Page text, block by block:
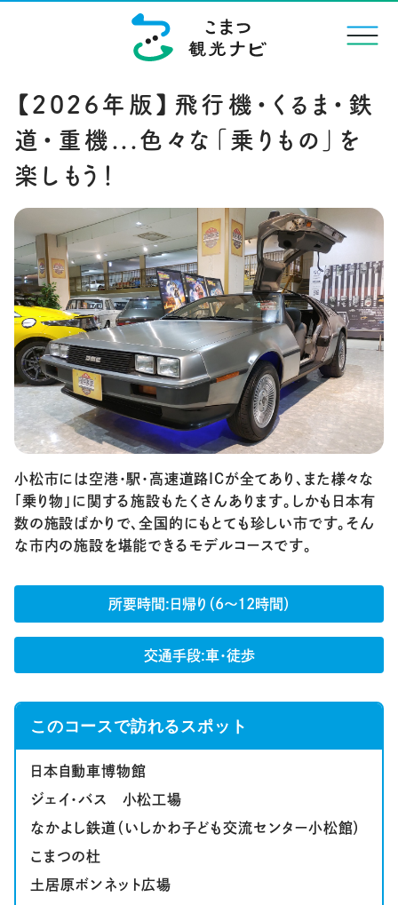
menu
【2026年版】飛行機・くるま・鉄
道・重機...色々な「乗りもの」を
楽しもう！
小松市には空港・駅・高速道路ICが全てあり、また様々な
「乗り物」に関する施設もたくさんあります。しかも日本有
数の施設ばかりで、全国的にもとても珍しい市です。そん
な市内の施設を堪能できるモデルコースです。
所要時間 日帰り（6～12時間）
交通手段 車・徒歩
このコースで訪れるスポット
日本自動車博物館
ジェイ・バス 小松工場
なかよし鉄道（いしかわ子ども交流センター小松館）
こまつの杜
土居原ボンネット広場